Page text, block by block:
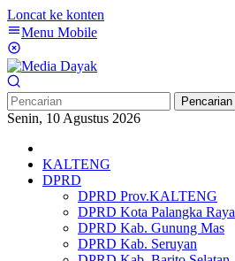
Loncat ke konten
Menu Mobile
Pencarian
Senin, 10 Agustus 2026
KALTENG
DPRD
DPRD Prov.KALTENG
DPRD Kota Palangka Raya
DPRD Kab. Gunung Mas
DPRD Kab. Seruyan